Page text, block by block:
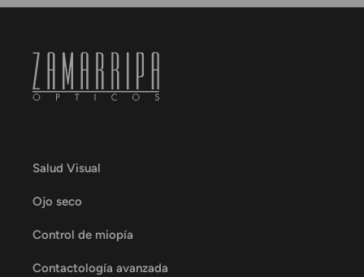
Salud Visual
Ojo seco
Control de miopía
Contactología avanzada